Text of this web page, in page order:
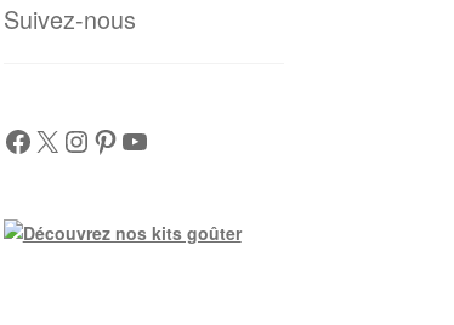
Suivez-nous
Facebook
X Instagram
Pinterest
YouTube